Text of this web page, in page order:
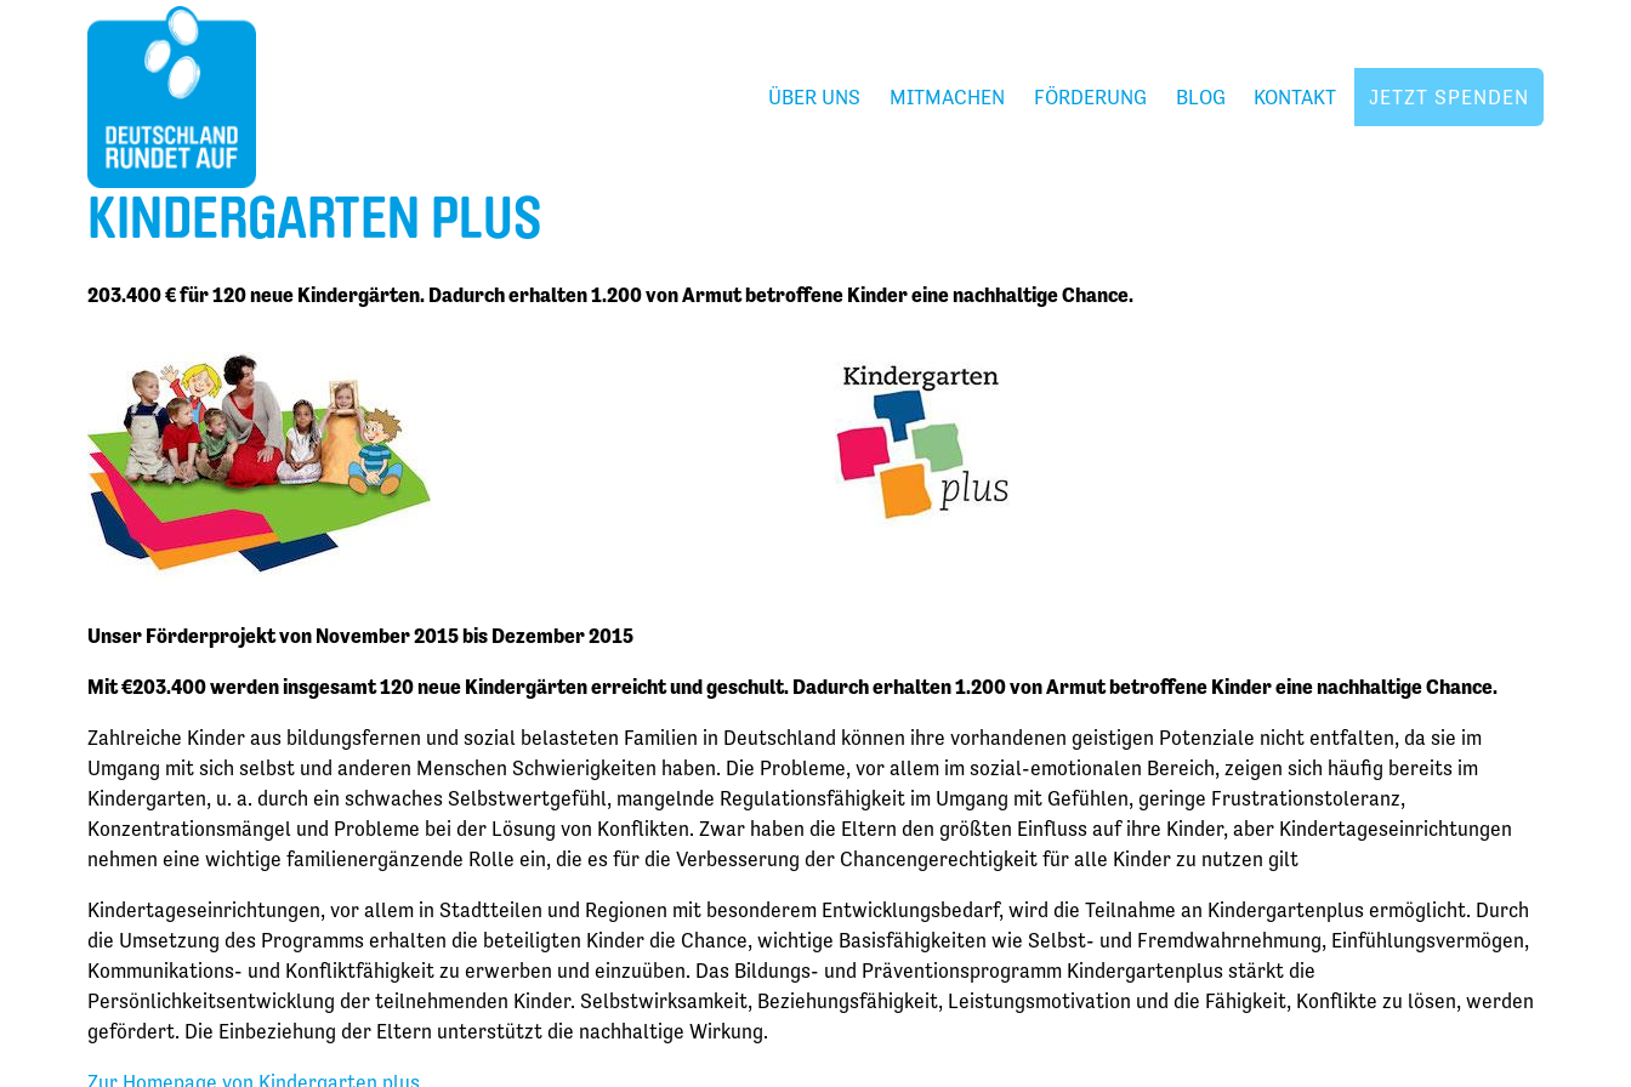
ÜBER UNS MITMACHEN FÖRDERUNG BLOG KONTAKT JETZT SPENDEN
KINDERGARTEN PLUS
203.400 € für 120 neue Kindergärten. Dadurch erhalten 1.200 von Armut betroffene Kinder eine nachhaltige Chance.
Unser Förderprojekt von November 2015 bis Dezember 2015
Mit €203.400 werden insgesamt 120 neue Kindergärten erreicht und geschult. Dadurch erhalten 1.200 von Armut betroffene Kinder eine nachhaltige Chance.
Zahlreiche Kinder aus bildungsfernen und sozial belasteten Familien in Deutschland können ihre vorhandenen geistigen Potenziale nicht entfalten, da sie im
Umgang mit sich selbst und anderen Menschen Schwierigkeiten haben. Die Probleme, vor allem im sozial-emotionalen Bereich, zeigen sich häufig bereits im
Kindergarten, u. a. durch ein schwaches Selbstwertgefühl, mangelnde Regulationsfähigkeit im Umgang mit Gefühlen, geringe Frustrationstoleranz,
Konzentrationsmängel und Probleme bei der Lösung von Konflikten. Zwar haben die Eltern den größten Einfluss auf ihre Kinder, aber Kindertageseinrichtungen
nehmen eine wichtige familienergänzende Rolle ein, die es für die Verbesserung der Chancengerechtigkeit für alle Kinder zu nutzen gilt
Kindertageseinrichtungen, vor allem in Stadtteilen und Regionen mit besonderem Entwicklungsbedarf, wird die Teilnahme an Kindergartenplus ermöglicht. Durch
die Umsetzung des Programms erhalten die beteiligten Kinder die Chance, wichtige Basisfähigkeiten wie Selbst- und Fremdwahrnehmung, Einfühlungsvermögen,
Kommunikations- und Konfliktfähigkeit zu erwerben und einzuüben. Das Bildungs- und Präventionsprogramm Kindergartenplus stärkt die
Persönlichkeitsentwicklung der teilnehmenden Kinder. Selbstwirksamkeit, Beziehungsfähigkeit, Leistungsmotivation und die Fähigkeit, Konflikte zu lösen, werden
gefördert. Die Einbeziehung der Eltern unterstützt die nachhaltige Wirkung.